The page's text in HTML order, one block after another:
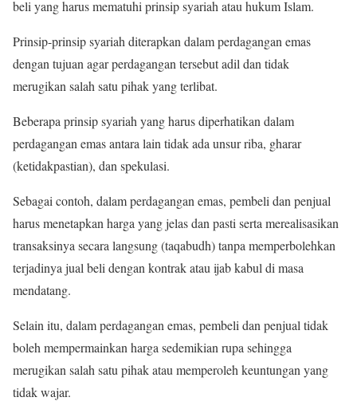
beli yang harus mematuhi prinsip syariah atau hukum Islam.
Prinsip-prinsip syariah diterapkan dalam perdagangan emas
dengan tujuan agar perdagangan tersebut adil dan tidak
merugikan salah satu pihak yang terlibat.
Beberapa prinsip syariah yang harus diperhatikan dalam
perdagangan emas antara lain tidak ada unsur riba, gharar
(ketidakpastian), dan spekulasi.
Sebagai contoh, dalam perdagangan emas, pembeli dan penjual
harus menetapkan harga yang jelas dan pasti serta merealisasikan
transaksinya secara langsung (taqabudh) tanpa memperbolehkan
terjadinya jual beli dengan kontrak atau ijab kabul di masa
mendatang.
Selain itu, dalam perdagangan emas, pembeli dan penjual tidak
boleh mempermainkan harga sedemikian rupa sehingga
merugikan salah satu pihak atau memperoleh keuntungan yang
tidak wajar.